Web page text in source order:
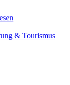
& Tourismus